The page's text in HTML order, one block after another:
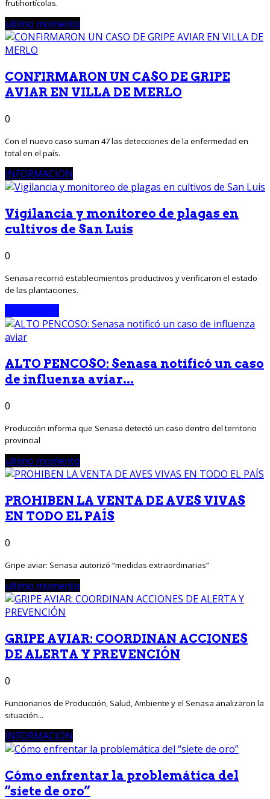
frutihortícolas.
ultimo momento
CONFIRMARON UN CASO DE GRIPE
AVIAR EN VILLA DE MERLO
0
Con el nuevo caso suman 47 las detecciones de la enfermedad en
total en el país.
INFORMACION
Vigilancia y monitoreo de plagas en
cultivos de San Luis
0
Senasa recorrió establecimientos productivos y verificaron el estado
de las plantaciones.
ALTO PENCOSO: Senasa notificó un caso
de influenza aviar...
0
Producción informa que Senasa detectó un caso dentro del territorio
provincial
ultimo momento
PROHIBEN LA VENTA DE AVES VIVAS
EN TODO EL PAÍS
0
Gripe aviar: Senasa autorizó “medidas extraordinarias”
ultimo momento
GRIPE AVIAR: COORDINAN ACCIONES
DE ALERTA Y PREVENCIÓN
0
Funcionarios de Producción, Salud, Ambiente y el Senasa analizaron la
situación...
INFORMACION
Cómo enfrentar la problemática del
“siete de oro”